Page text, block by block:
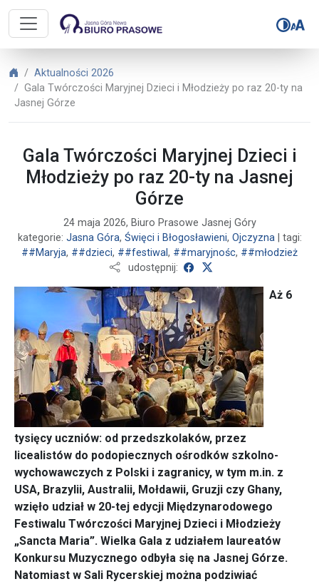
Biuro Prasowe Jasnej Góry – Gala
Biuro Prasowe Jasnej Góry
Aktualności 2026
Gala Twórczości Maryjnej Dzieci i Młodzieży po raz 20-ty na
Jasnej Górze
Gala Twórczości Maryjnej Dzieci i
Młodzieży po raz 20-ty na Jasnej
Górze
24 maja 2026, Biuro Prasowe Jasnej Góry
kategorie: Jasna Góra, Święci i Błogosławieni, Ojczyzna| tagi:
##Maryja, ##dzieci, ##festiwal, ##maryjnośc, ##młodzież
udostępnij:
udostępnij na Facebooku
Aż 6
tysięcy uczniów: od przedszkolaków, przez
licealistów do podopiecznych ośrodków szkolno-
wychowawczych z Polski i zagranicy, w tym m.in. z
USA, Brazylii, Australii, Mołdawii, Gruzji czy Ghany,
wzięło udział w 20-tej edycji Międzynarodowego
Festiwalu Twórczości Maryjnej Dzieci i Młodzieży
„Sancta Maria”. Wielka Gala z udziałem laureatów
Konkursu Muzycznego odbyła się na Jasnej Górze.
Natomiast w Sali Rycerskiej można podziwiać